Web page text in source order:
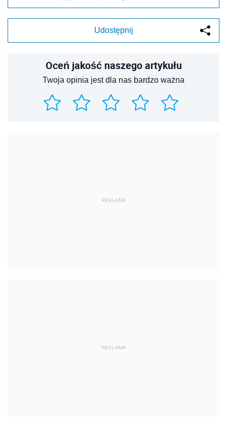
Udostępnij
Oceń jakość naszego artykułu
Twoja opinia jest dla nas bardzo ważna
REKLAMA
REKLAMA